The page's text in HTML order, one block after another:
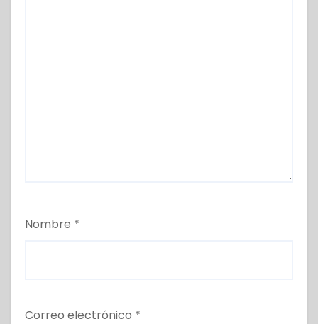
Nombre *
Correo electrónico *